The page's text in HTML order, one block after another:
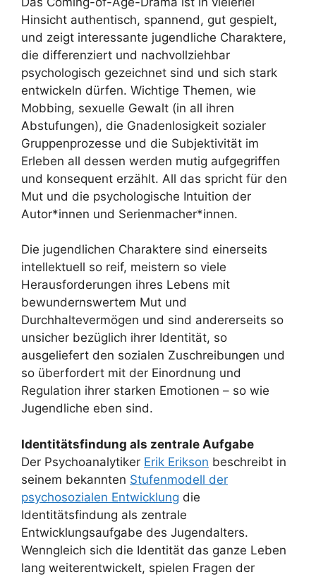
Hinsicht authentisch, spannend, gut gespielt,
und zeigt interessante jugendliche Charaktere,
die differenziert und nachvollziehbar
psychologisch gezeichnet sind und sich stark
entwickeln dürfen. Wichtige Themen, wie
Mobbing, sexuelle Gewalt (in all ihren
Abstufungen), die Gnadenlosigkeit sozialer
Gruppenprozesse und die Subjektivität im
Erleben all dessen werden mutig aufgegriffen
und konsequent erzählt. All das spricht für den
Mut und die psychologische Intuition der
Autor*innen und Serienmacher*innen.
Die jugendlichen Charaktere sind einerseits
intellektuell so reif, meistern so viele
Herausforderungen ihres Lebens mit
bewundernswertem Mut und
Durchhaltevermögen und sind andererseits so
unsicher bezüglich ihrer Identität, so
ausgeliefert den sozialen Zuschreibungen und
so überfordert mit der Einordnung und
Regulation ihrer starken Emotionen – so wie
Jugendliche eben sind.
Identitätsfindung als zentrale Aufgabe
Der Psychoanalytiker Erik Erikson beschreibt in
seinem bekannten Stufenmodell der
psychosozialen Entwicklung die
Identitätsfindung als zentrale
Entwicklungsaufgabe des Jugendalters.
Wenngleich sich die Identität das ganze Leben
lang weiterentwickelt, spielen Fragen der